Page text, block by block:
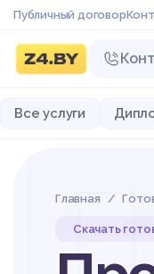
Публичный договор
Все услуги
Главная
Скачать